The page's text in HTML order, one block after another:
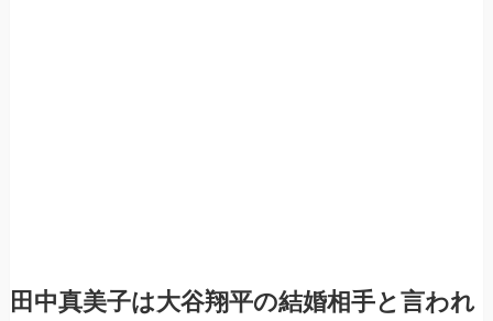
田中真美子は大谷翔平の結婚相手と言われ